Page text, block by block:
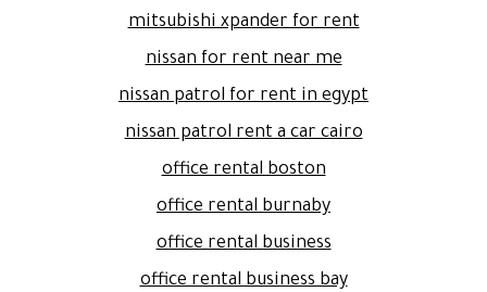
mitsubishi xpander for rent
nissan for rent near me
nissan patrol for rent in egypt
nissan patrol rent a car cairo
office rental boston
office rental burnaby
office rental business
office rental business bay